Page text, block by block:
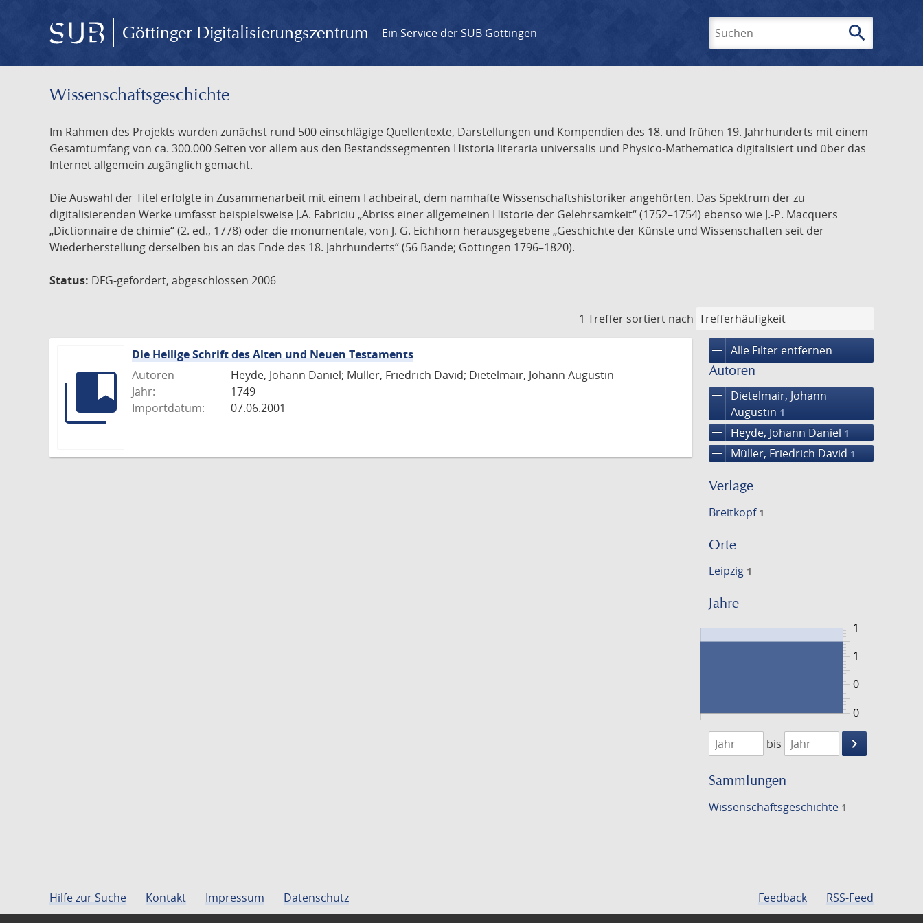
Göttinger Digitalisierungszentrum Ein Service der SUB Göttingen search
Wissenschafts­geschichte
Im Rahmen des Projekts wurden zunächst rund 500 einschlägige Quellentexte, Darstellungen und Kompendien des 18. und frühen 19. Jahrhunderts mit einem
Gesamtumfang von ca. 300.000 Seiten vor allem aus den Bestandssegmenten Historia literaria universalis und Physico-Mathematica digitalisiert und über das
Internet allgemein zugänglich gemacht.
Die Auswahl der Titel erfolgte in Zusammenarbeit mit einem Fachbeirat, dem namhafte Wissenschaftshistoriker angehörten. Das Spektrum der zu
digitalisierenden Werke umfasst beispielsweise J.A. Fabriciu „Abriss einer allgemeinen Historie der Gelehrsamkeit“ (1752–1754) ebenso wie J.-P. Macquers
„Dictionnaire de chimie“ (2. ed., 1778) oder die monumentale, von J. G. Eichhorn herausgegebene „Geschichte der Künste und Wissenschaften seit der
Wiederherstellung derselben bis an das Ende des 18. Jahrhunderts“ (56 Bände; Göttingen 1796–1820).
Status: DFG-gefördert, abgeschlossen 2006
1 Treffer sortiert nach
remove Alle Filter entfernen
Autoren
remove
Dietelmair, Johann
Augustin 1
remove Heyde, Johann Daniel 1
remove Müller, Friedrich David 1
Verlage
Breitkopf 1
Orte
Leipzig 1
Jahre
0
1
0
1
1749
1750
bis
keyboard_arrow_right
Suche
Sammlungen
Wissenschafts­geschichte 1
Die Heilige Schrift des Alten und Neuen Testaments
Autoren
Heyde, Johann Daniel; Müller, Friedrich David; Dietelmair, Johann Augustin
Jahr:
1749
Importdatum:
07.06.2001
Hilfe zur Suche Kontakt Impressum Datenschutz Feedback RSS-Feed